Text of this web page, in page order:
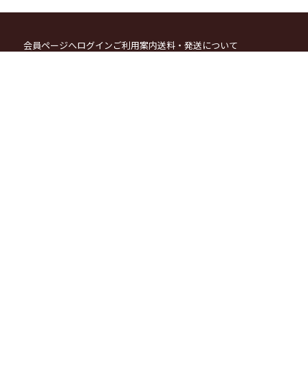
会員ページへログインご利用案内送料・発送について
お支払方法についてカートをみる